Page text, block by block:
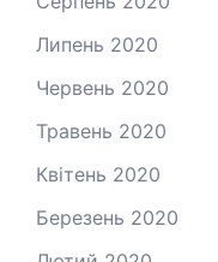
Липень 2020
Червень 2020
Травень 2020
Квітень 2020
Березень 2020